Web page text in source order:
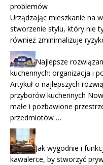
problemów
Urządzając mieszkanie na
stworzenie stylu, który nie
również zminimalizuje
Najlepsze
kuchennych: organizacja i
Artykuł o najlepszych
przyborów kuchennych
małe i pozbawione
przedmiotów …
Jak wygodnie i
kawalerce, by stworzyć